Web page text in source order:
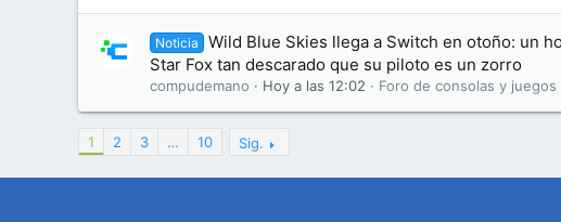
Noticia
Wild Blue Skies llega a Switch en otoño: un
Star Fox tan descarado que su piloto es un zorro
compudemano Hoy a las 12:02 Foro de consolas y juegos
1 2 3 … 10 Sig.